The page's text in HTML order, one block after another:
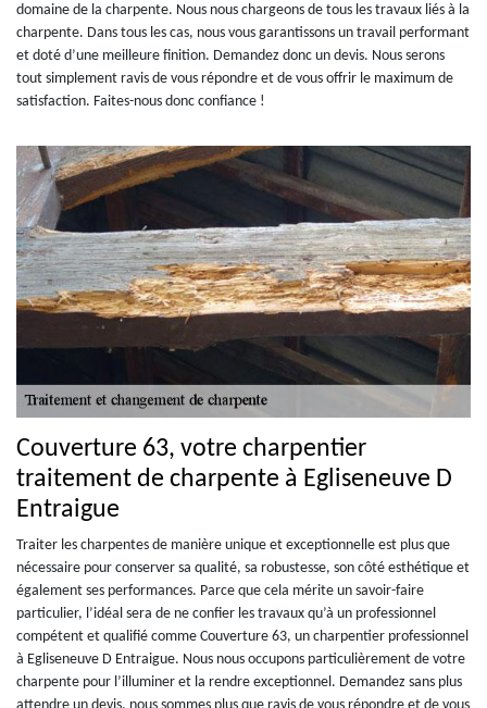
domaine de la charpente. Nous nous chargeons de tous les travaux liés à la
charpente. Dans tous les cas, nous vous garantissons un travail performant
et doté d’une meilleure finition. Demandez donc un devis. Nous serons
tout simplement ravis de vous répondre et de vous offrir le maximum de
satisfaction. Faites-nous donc confiance !
Couverture 63, votre charpentier
traitement de charpente à Egliseneuve D
Entraigue
Traiter les charpentes de manière unique et exceptionnelle est plus que
nécessaire pour conserver sa qualité, sa robustesse, son côté esthétique et
également ses performances. Parce que cela mérite un savoir-faire
particulier, l’idéal sera de ne confier les travaux qu’à un professionnel
compétent et qualifié comme Couverture 63, un charpentier professionnel
à Egliseneuve D Entraigue. Nous nous occupons particulièrement de votre
charpente pour l’illuminer et la rendre exceptionnel. Demandez sans plus